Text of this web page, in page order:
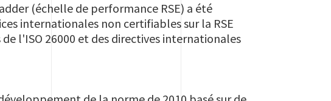
(échelle de performance RSE) a été
internationales non certifiables sur la RSE
l'ISO 26000 et des directives internationales